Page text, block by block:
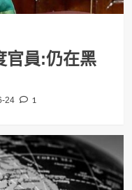
官員:仍在黑
24 1